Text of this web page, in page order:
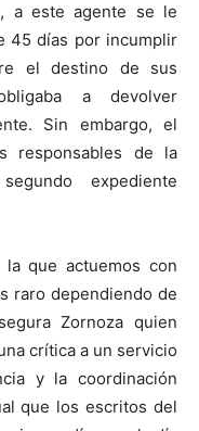
a este agente se le
45 días por incumplir
el destino de sus
a devolver
Sin embargo, el
responsables de la
expediente
que actuemos con
raro dependiendo de
Zornoza quien
crítica a un servicio
y la coordinación
que los escritos del